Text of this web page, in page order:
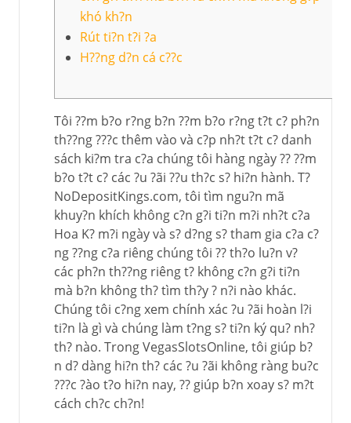
khó kh?n
Rút ti?n t?i ?a
H??ng d?n cá c??c
Tôi ??m b?o r?ng b?n ??m b?o r?ng t?t c? ph?n
th??ng ???c thêm vào và c?p nh?t t?t c? danh
sách ki?m tra c?a chúng tôi hàng ngày ?? ??m
b?o t?t c? các ?u ?ãi ??u th?c s? hi?n hành. T?
NoDepositKings.com, tôi tìm ngu?n mã
khuy?n khích không c?n g?i ti?n m?i nh?t c?a
Hoa K? m?i ngày và s? d?ng s? tham gia c?a c?
ng ??ng c?a riêng chúng tôi ?? th?o lu?n v?
các ph?n th??ng riêng t? không c?n g?i ti?n
mà b?n không th? tìm th?y ? n?i nào khác.
Chúng tôi c?ng xem chính xác ?u ?ãi hoàn l?i
ti?n là gì và chúng làm t?ng s? ti?n ký qu? nh?
th? nào. Trong VegasSlotsOnline, tôi giúp b?
n d? dàng hi?n th? các ?u ?ãi không ràng bu?c
???c ?ào t?o hi?n nay, ?? giúp b?n xoay s? m?t
cách ch?c ch?n!